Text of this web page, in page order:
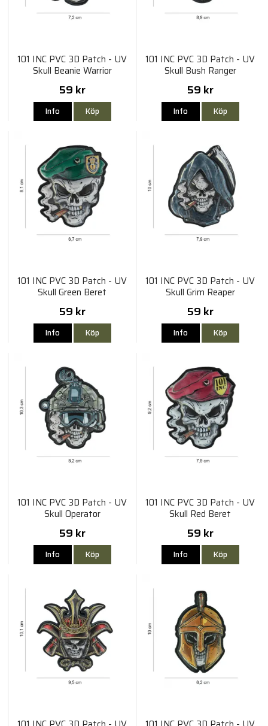
101 INC PVC 3D Patch - UV
Skull Beanie Warrior
59 kr
Info Köp
101 INC PVC 3D Patch - UV
Skull Bush Ranger
59 kr
Info Köp
101 INC PVC 3D Patch - UV
Skull Green Beret
59 kr
Info Köp
101 INC PVC 3D Patch - UV
Skull Grim Reaper
59 kr
Info Köp
101 INC PVC 3D Patch - UV
Skull Operator
59 kr
Info Köp
101 INC PVC 3D Patch - UV
Skull Red Beret
59 kr
Info Köp